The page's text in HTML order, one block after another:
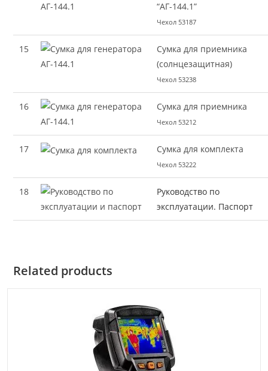
“АГ-144.1”
Чехол 53187
15
Сумка для приемника
(солнцезащитная)
Чехол 53238
16 Сумка для приемника
Чехол 53212
17 Сумка для комплекта
Чехол 53222
18
Руководство по
эксплуатации. Паспорт
Related products